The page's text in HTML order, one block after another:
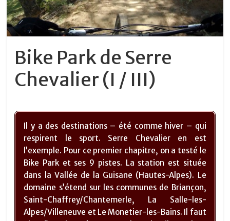
Bike Park de Serre
Chevalier (I / III)
Il y a des destinations – été comme hiver – qui
respirent le sport. Serre Chevalier en est
l’exemple. Pour ce premier chapitre, on a testé le
Bike Park et ses 9 pistes. La station est située
dans la Vallée de la Guisane (Hautes-Alpes). Le
domaine s’étend sur les communes de Briançon,
Saint-Chaffrey/Chantemerle, La Salle-les-
Alpes/Villeneuve et Le Monetier-les-Bains. Il faut